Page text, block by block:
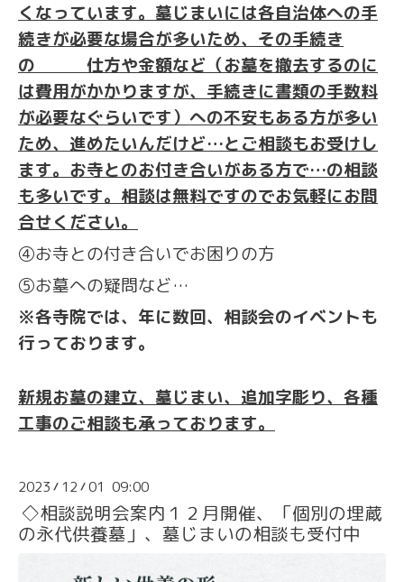
くなっています。墓じまいには各自治体への手
続きが必要な場合が多いため、その手続き
の 仕方や金額など（お墓を撤去するのに
は費用がかかりますが、手続きに書類の手数料
が必要なぐらいです）への不安もある方が多い
ため、進めたいんだけど…とご相談もお受けし
ます。お寺とのお付き合いがある方で…の相談
も多いです。相談は無料ですのでお気軽にお問
合せください。
④お寺との付き合いでお困りの方
⑤お墓への疑問など…
※各寺院では、年に数回、相談会のイベントも
行っております。
新規お墓の建立、墓じまい、追加字彫り、各種
工事のご相談も承っております。
2023 / 12 /01 09:00
◇相談説明会案内１２月開催、「個別の埋蔵
の永代供養墓」、墓じまいの相談も受付中